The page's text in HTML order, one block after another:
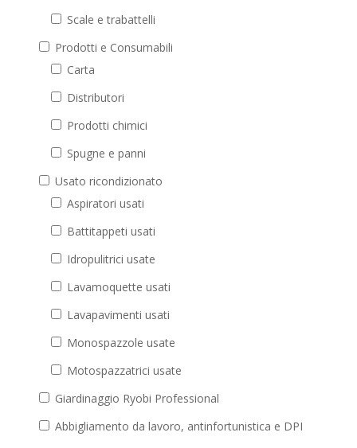
Scale e trabattelli
Prodotti e Consumabili
Carta
Distributori
Prodotti chimici
Spugne e panni
Usato ricondizionato
Aspiratori usati
Battitappeti usati
Idropulitrici usate
Lavamoquette usati
Lavapavimenti usati
Monospazzole usate
Motospazzatrici usate
Giardinaggio Ryobi Professional
Abbigliamento da lavoro, antinfortunistica e DPI